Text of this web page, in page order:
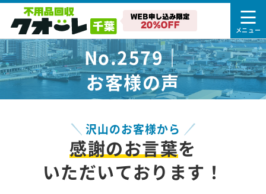
No.2579｜
お客様の声
沢山のお客様から
感謝のお言葉を
いただいております！